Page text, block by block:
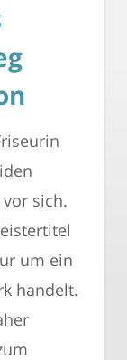
sich.
um ein
handelt.